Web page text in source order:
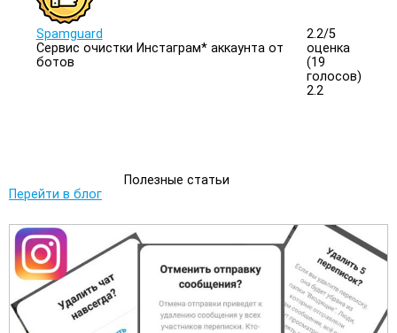
Spamguard
Сервис очистки Инстаграм* аккаунта от
ботов
2.2/5
оценка
(19
голосов)
2.2
Полезные статьи
Перейти в блог